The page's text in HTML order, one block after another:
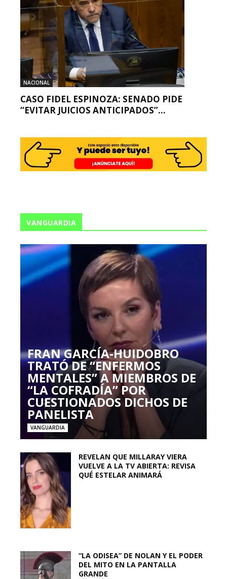
NACIONAL
CASO FIDEL ESPINOZA: SENADO PIDE
“EVITAR JUICIOS ANTICIPADOS”...
VANGUARDIA
FRAN GARCÍA-HUIDOBRO
TRATÓ DE “ENFERMOS
MENTALES” A MIEMBROS DE
“LA COFRADÍA” POR
CUESTIONADOS DICHOS DE
PANELISTA
VANGUARDIA
REVELAN QUE MILLARAY VIERA
VUELVE A LA TV ABIERTA: REVISA
QUÉ ESTELAR ANIMARÁ
“LA ODISEA” DE NOLAN Y EL PODER
DEL MITO EN LA PANTALLA
GRANDE